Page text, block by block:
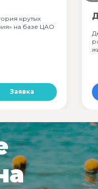
крутых
на базе ЦАО
Заявка